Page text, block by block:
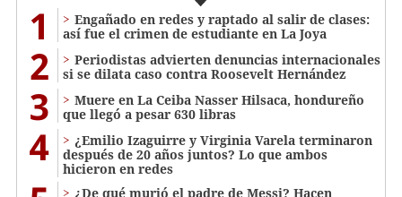
1
Engañado en redes y raptado al salir de clases:
así fue el crimen de estudiante en La Joya
2
Periodistas advierten denuncias internacionales
si se dilata caso contra Roosevelt Hernández
3
Muere en La Ceiba Nasser Hilsaca, hondureño
que llegó a pesar 630 libras
4
¿Emilio Izaguirre y Virginia Varela terminaron
después de 20 años juntos? Lo que ambos
hicieron en redes
¿De qué murió el padre de Messi? Hacen